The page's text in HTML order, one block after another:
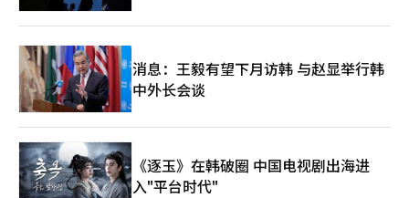
消息：王毅有望下月访韩 与赵显举行韩
中外长会谈
《逐玉》在韩破圈 中国电视剧出海进
入"平台时代"